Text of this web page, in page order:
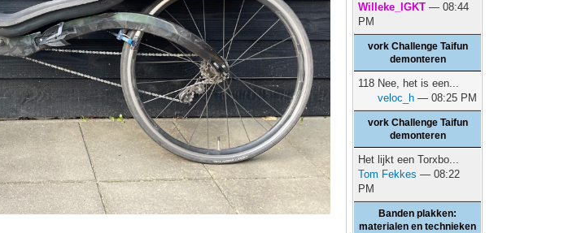
Willeke_IGKT — 08:44
PM
vork Challenge Taifun
demonteren
118 Nee, het is een...
veloc_h — 08:25 PM
vork Challenge Taifun
demonteren
Het lijkt een Torxbo...
Tom Fekkes — 08:22
PM
Banden plakken:
materialen en technieken